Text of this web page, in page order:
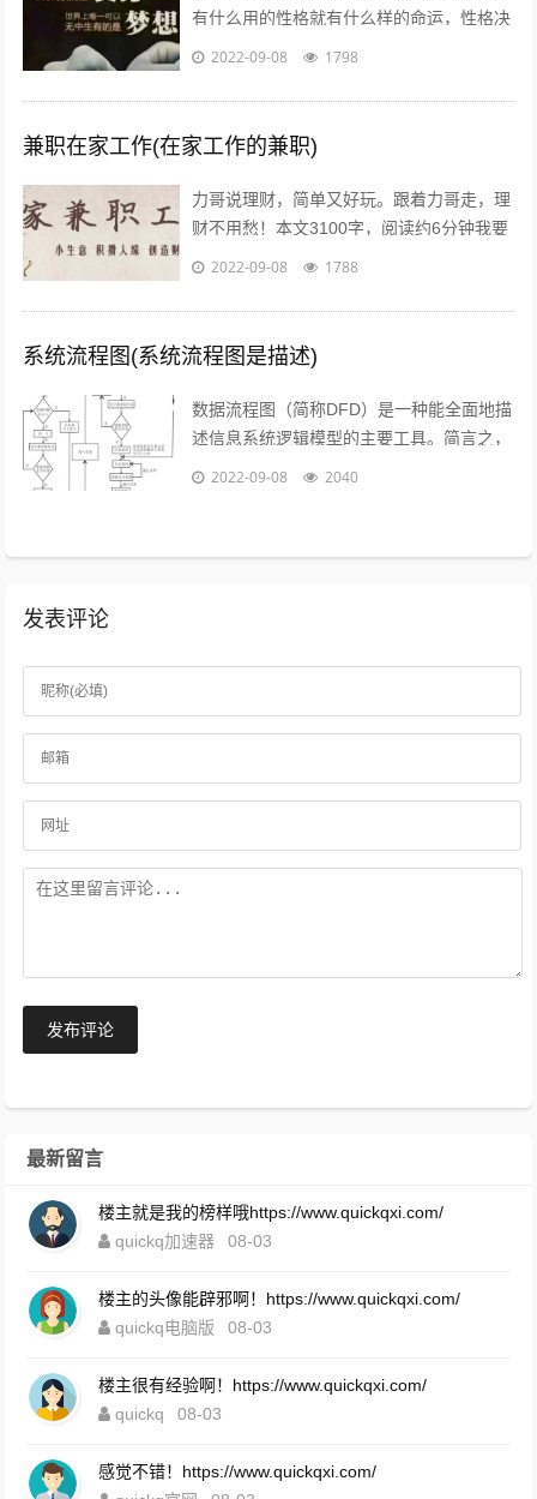
有什么用的性格就有什么样的命运，性格决
定命运。有些人需要白手起家获得财富，有
2022-09-08 1798
兼职在家工作(在家工作的兼职)
力哥说理财，简单又好玩。跟着力哥走，理
财不用愁！本文3100字，阅读约6分钟我要
介绍的赚钱工作就是兼职写稿赚稿费。主业
2022-09-08 1788
系统流程图(系统流程图是描述)
数据流程图（简称DFD）是一种能全面地描
述信息系统逻辑模型的主要工具。简言之，
就是以图形的方式来描述数据在系统流程中
2022-09-08 2040
发表评论
发布评论
最新留言
楼主就是我的榜样哦https://www.quickqxi.com/
quickq加速器
08-03
楼主的头像能辟邪啊！https://www.quickqxi.com/
quickq电脑版
08-03
楼主很有经验啊！https://www.quickqxi.com/
quickq
08-03
感觉不错！https://www.quickqxi.com/